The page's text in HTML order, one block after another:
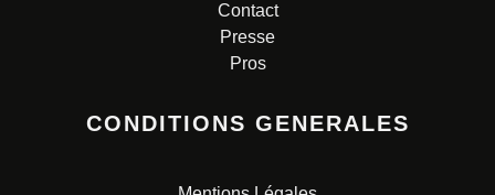
Contact
Presse
Pros
CONDITIONS GENERALES